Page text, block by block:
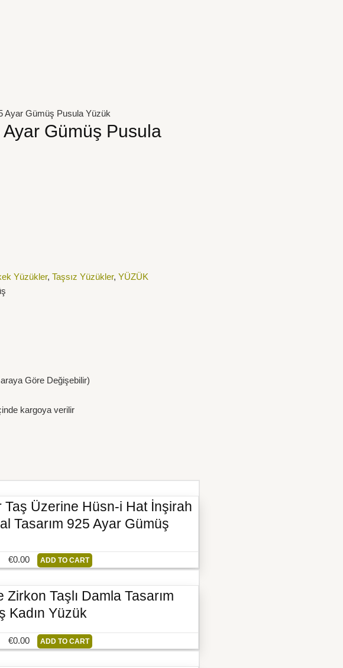
Ayar Gümüş Pusula Yüzük
Gümüş Pusula
Yüzükler, Taşsız Yüzükler, YÜZÜK
Göre Değişebilir)
kargoya verilir
Taş Üzerine Hüsn-i Hat İnşirah
Tasarım 925 Ayar Gümüş
€0.00 ADD TO CART
Taşlı Damla Tasarım
Kadın Yüzük
€0.00 ADD TO CART